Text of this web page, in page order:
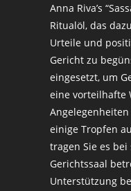
Anna Riva’s
Ritualöl, das
Urteile und
Gericht zu
eingesetzt, um
eine vorteilhafte
einige Tropfen
tragen Sie es
Gerichtssaal
Unterstützung